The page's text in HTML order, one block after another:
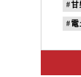
#甘
#電